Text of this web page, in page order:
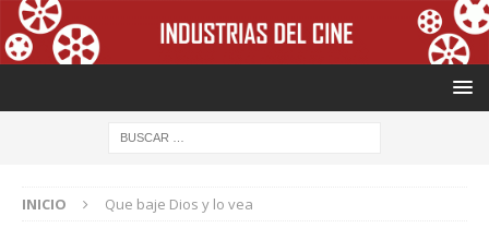
INICIO Que baje Dios y lo vea